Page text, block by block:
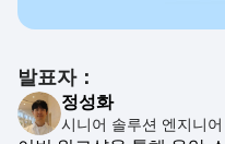
발표자：
정성화
시니어 솔루션 엔지니